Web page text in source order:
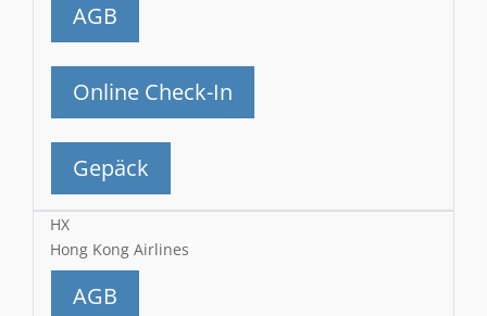
AGB
Online Check-In
Gepäck
HX
Hong Kong Airlines
AGB